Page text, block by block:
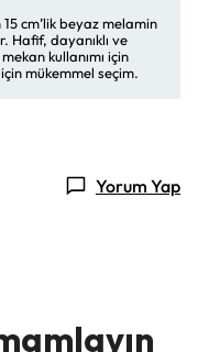
cm’lik beyaz melamin
Hafif, dayanıklı ve
kullanımı için
mükemmel seçim.
Yorum Yap